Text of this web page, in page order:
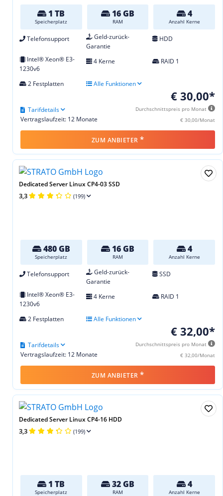
1 TB
Speicherplatz
16 GB
RAM
4
Anzahl Kerne
Telefonsupport
Geld-zurück-
Garantie
HDD
Intel® Xeon® E3-
1230v6
4 Kerne RAID 1
2 Festplatten Alle Funktionen
€ 30,00*
Durchschnittspreis pro Monat
€ 30,00/Monat
Vertragslaufzeit: 12 Monate
Tarifdetails
ZUM ANBIETER *
Dedicated Server Linux CP4-03 SSD
3,3 (199)
480 GB
Speicherplatz
16 GB
RAM
4
Anzahl Kerne
Telefonsupport
Geld-zurück-
Garantie
SSD
Intel® Xeon® E3-
1230v6
4 Kerne RAID 1
2 Festplatten Alle Funktionen
€ 32,00*
Durchschnittspreis pro Monat
€ 32,00/Monat
Vertragslaufzeit: 12 Monate
Tarifdetails
ZUM ANBIETER *
Dedicated Server Linux CP4-16 HDD
3,3 (199)
1 TB
Speicherplatz
32 GB
RAM
4
Anzahl Kerne